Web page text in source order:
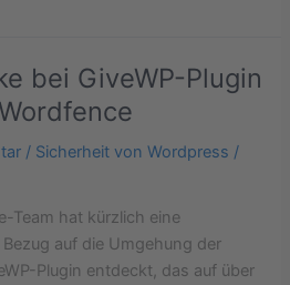
bei GiveWP-Plugin
/ Sicherheit von Wordpress /
Team hat kürzlich eine
auf die Umgehung der
Plugin entdeckt, das auf über